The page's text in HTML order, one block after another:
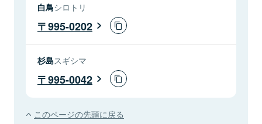
白鳥シロトリ
995-0202
杉島スギシマ
995-0042
このページの先頭に戻る